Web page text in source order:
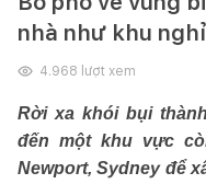
nhà như khu
4.968 lượt xem
Rời xa khói bụi
đến một khu vực
Newport, Sydney để